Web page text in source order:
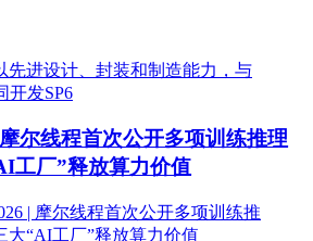
尔线程首次公开多项训练推理
工厂”释放算力价值